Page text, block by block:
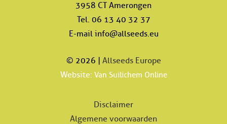
3958 CT Amerongen
Tel. 06 13 40 32 37
E-mail info@allseeds.eu
© 2026 | Allseeds Europe
Website: Van Suilichem Online
Disclaimer
Algemene voorwaarden